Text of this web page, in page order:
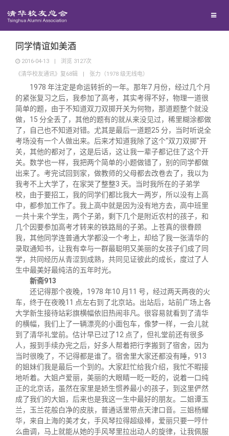
回馈母校
捐赠项目
捐赠新闻
捐赠纪事
捐赠方法
义工计划
媒体平台
《清华校友通讯》
《水木清华》
我要订阅
新媒体平台
百年清华
清华人物
清华故事
青春风采
校友文苑
校友讲坛
校友视界
校友服务
终身学习
信息化服务
三创大赛
实用信息
校友总会
总会简介
会长致辞
总会章程
理事会名单
制度法规
联系我们
关闭
同学情谊如美酒
2016-04-13 | 浏览 3127次
《清华校友通讯》复68辑
| 张力（1978 级无线电）
1978 年注定是命运转折的一年。那年7 月份，经过几个月
的紧张复习之后，我参加了高考，其实考得不好，物理一道很
简单的题，由于不知道双刀双掷开关为何物，那道题整个就没
做，15 分全丢了，其他的题有的就从来没见过，稀里糊涂都做
了，自己也不知道对错。尤其是最后一道题25 分，当时听说全
考场没有一个人做出来。后来才知道我除了这个“双刀双掷”开
关，其他的都对了，这是后话，这让我一辈子都记住了这个开
关。数学也一样，我把两个简单的小题做错了，别的同学都做
出来了。考完试回到家，做教师的父母都去改卷去了，我以为
我考不上大学了，在家哭了整整3 天。当时我所在的子弟学
校，由于要招工，我的同学们都比我大一两岁，所以没有上高
中，都参加工作了。我上高中就是因为没有地方去，高中班里
一共十来个学生，两个子弟，剩下几个是附近农村的孩子，和
几个因要参加高考才转来的铁路局的子弟。上苍真的很眷顾
我，其他同学连普通大学都没一个考上，却给了我一张清华的
录取通知书，让我有幸与一群最聪明又美丽的女孩子们成了同
学，共同经历从青涩到成熟，共同见证彼此的成长，度过了人
生中最美好最纯洁的五年时光。
新斋913
还记得那个夜晚，1978 年10 月11 号，经过两天两夜的火
车，终于在夜晚11 点左右到了北京站。出站后，站前广场上各
大学新生接待站彩旗横幅依旧热闹非凡。很容易就看到了清华
的横幅，我们上了一辆漂亮的小面包车，像梦一样，一会儿就
到了清华礼堂前。估计早已过了12 点了，但礼堂前还有很多
人，报到手续办完之后，好多人帮着把行李搬到了宿舍，因为
当时很晚了，不记得都是谁了。宿舍里大家还都没有睡，913
的姐妹们我是最后一个到的。大家赶忙给我介绍，我忙不暇接
地听着。大姐卢爱丽，美丽的大眼睛一眨一眨的，说着一口纯
正的北京话，虽然在家里是娇生惯养最小的孩子，到这里俨然
成了我们的大姐，后来也是我这一生中最好的朋友。二姐谭玉
兰，玉兰花般白净的皮肤，普通话里带点天津口音。三姐杨耀
华，来自上海的美才女，手风琴拉得超级棒，爱丽只要一哼什
么曲调，马上就能从她的手风琴里拉出动人的旋律，让我佩服